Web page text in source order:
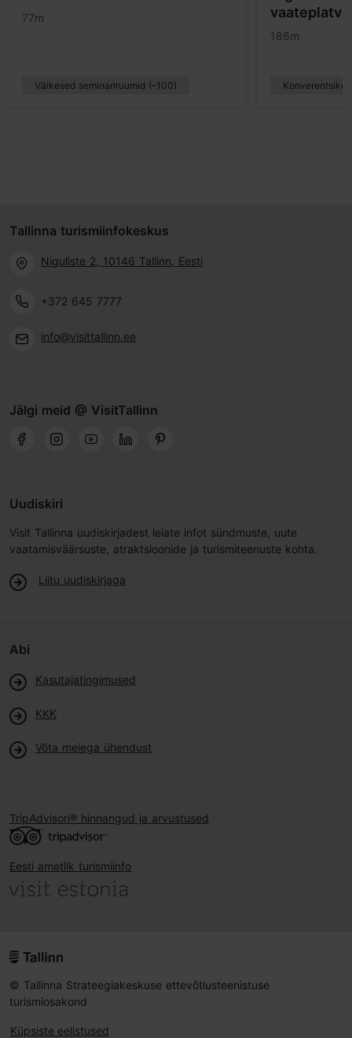
77m
Väikesed seminariruumid (–100)
186m
Tallinna turismiinfokeskus
Niguliste 2, 10146 Tallinn, Eesti
+372 645 7777
info@visittallinn.ee
Jälgi meid @ VisitTallinn
Uudiskiri
Visit Tallinna uudiskirjadest leiate infot sündmuste, uute
vaatamisväärsuste, atraktsioonide ja turismiteenuste kohta.
Liitu uudiskirjaga
Abi
Kasutajatingimused
KKK
Võta meiega ühendust
TripAdvisori® hinnangud ja arvustused
Eesti ametlik turismiinfo
© Tallinna Strateegiakeskuse ettevõtlusteenistuse
turismiosakond
Küpsiste eelistused